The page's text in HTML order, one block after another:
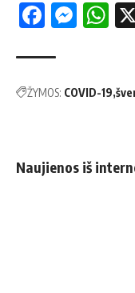
ŽYMOS: COVID-19
Naujienos iš